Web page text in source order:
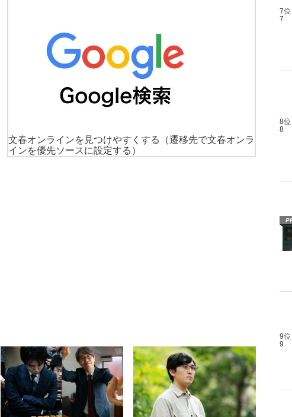
文春オンラインを見つけやすくする
（遷移先で文春オンラ
インを優先ソースに設定する）
7位
7
8位
8
9位
9